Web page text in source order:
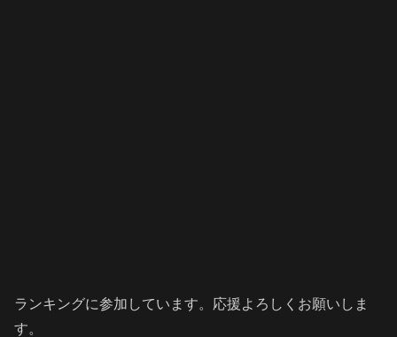
ランキングに参加しています。応援よろしくお願いしま
す。